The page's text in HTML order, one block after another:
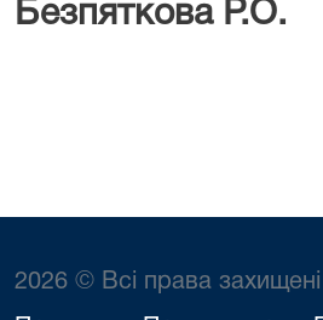
Безпяткова Р.О.
2026 © Всі права захищені